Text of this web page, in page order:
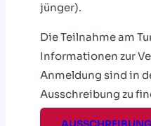
jünger).
Die Teilnahme am
Informationen zur
Anmeldung sind in
Ausschreibung zu